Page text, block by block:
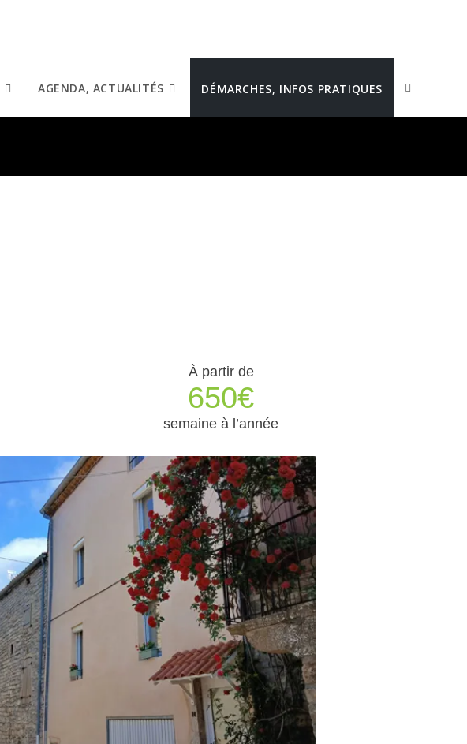
AGENDA, ACTUALITÉS DÉMARCHES, INFOS PRATIQUES
À partir de
650€
semaine à l’année